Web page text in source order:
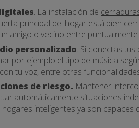
. La instalación de
principal del hogar está bien
amigo o vecino entre
personalizado. Si conectas
por ejemplo el tipo de música
tu voz, entre otras
de riesgo. Mantener
automáticamente situaciones
inteligentes ya son